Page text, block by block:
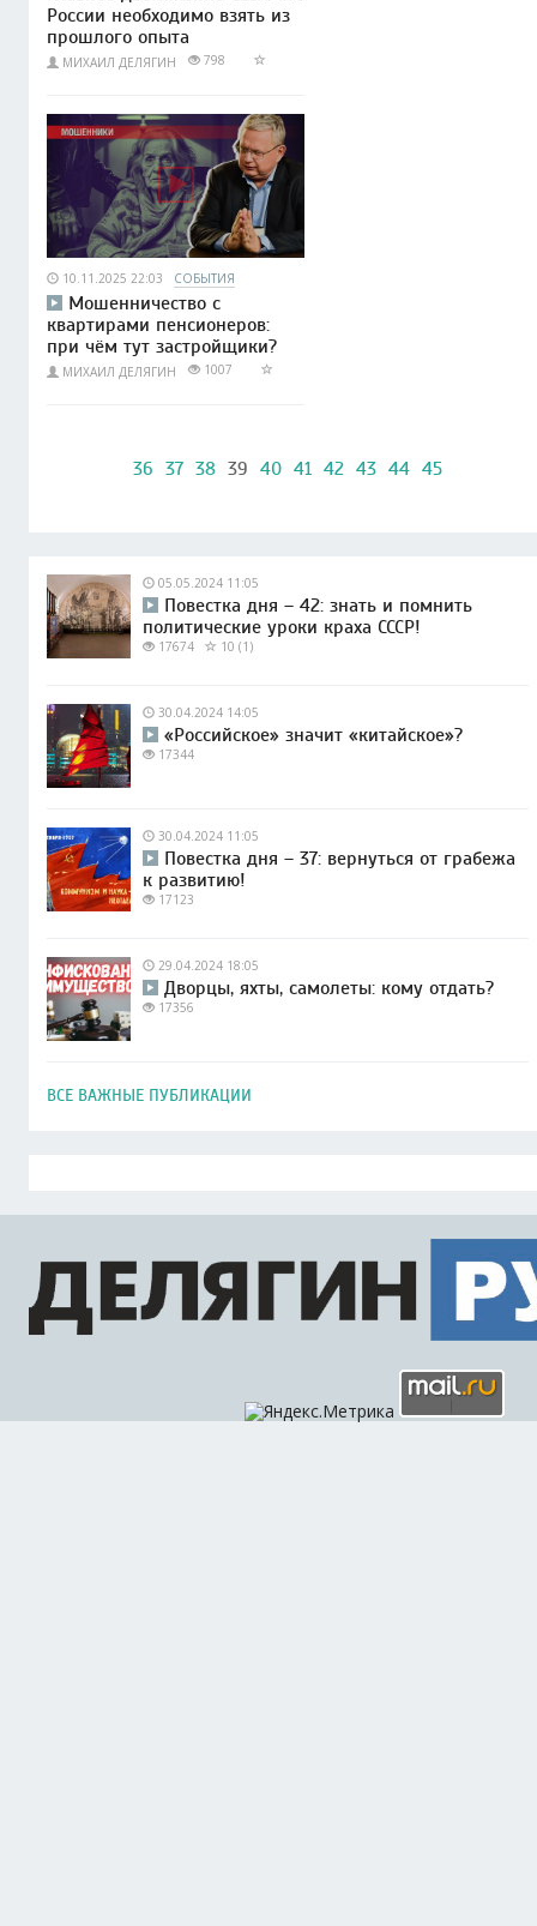
России необходимо взять из
прошлого опыта
МИХАИЛ ДЕЛЯГИН 798
10.11.2025 22:03 СОБЫТИЯ
Мошенничество с
квартирами пенсионеров:
при чём тут застройщики?
МИХАИЛ ДЕЛЯГИН 1007
36 37 38 39 40 41 42 43 44 45
05.05.2024 11:05
Повестка дня – 42: знать и помнить
политические уроки краха СССР!
17674 10 (1)
30.04.2024 14:05
«Российское» значит «китайское»?
17344
30.04.2024 11:05
Повестка дня – 37: вернуться от грабежа
к развитию!
17123
29.04.2024 18:05
Дворцы, яхты, самолеты: кому отдать?
17356
ВСЕ ВАЖНЫЕ ПУБЛИКАЦИИ